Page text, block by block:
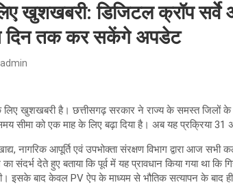
खुशखबरी: डिजिटल क्रॉप सर्वे
दिन तक कर सकेंगे अपडेट
admin
लिए खुशखबरी है। छत्तीसगढ़ सरकार ने राज्य के समस्त जिलों के
सीमा को एक माह के लिए बढ़ा दिया है। अब यह प्रक्रिया
नागरिक आपूर्ति एवं उपभोक्ता संरक्षण विभाग द्वारा आज
देते हुए बताया कि पूर्व में यह प्रावधान किया गया था कि
इसके बाद केवल PV ऐप के माध्यम से भौतिक सत्यापन के बाद